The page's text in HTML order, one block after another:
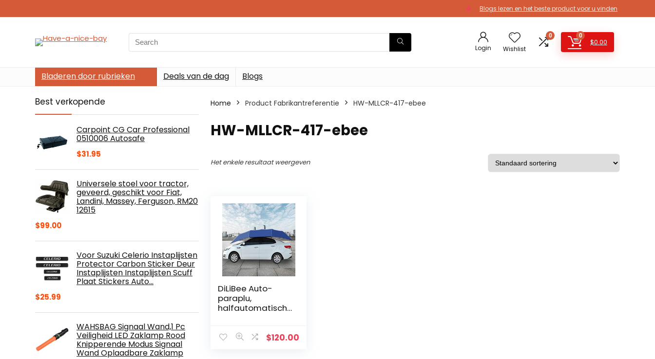
Blogs lezen en het beste product voor u vinden
Search
for:
Login Wishlist
0 0
$0.00
Bladeren door rubrieken Deals van de dag Blogs
Best verkopende
Carpoint CG Car Professional
0510006 Autosafe
$31.95
Universele stoel voor tractor,
geveerd, geschikt voor Fiat,
Landini, Massey, Ferguson, RM20
12615
$99.00
Voor Suzuki Celerio Instaplijsten
Protector Carbon Sticker Deur
Instaplijsten Instaplijsten Scuff
Plaat Stickers Auto…
$25.99
WAHSBAG Signaal Wand,1 Pc
Veiligheid LED Zaklamp Rood
Knipperende Modus Signaal
Wand Oplaadbare Zaklamp
Home Product Fabrikantreferentie HW-MLLCR-417-ebee
HW-MLLCR-417-ebee
Het enkele resultaat weergeven
DiLiBee Auto-
paraplu,
halfautomatisch,
parasol,
$120.00